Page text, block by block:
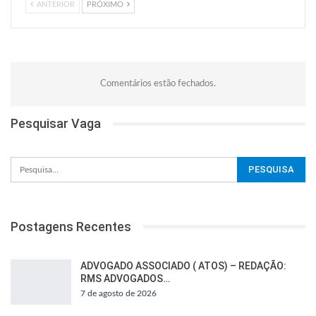
ANTERIOR PRÓXIMO
Comentários estão fechados.
Pesquisar Vaga
Postagens Recentes
ADVOGADO ASSOCIADO ( ATOS) – REDAÇÃO:
RMS ADVOGADOS…
7 de agosto de 2026